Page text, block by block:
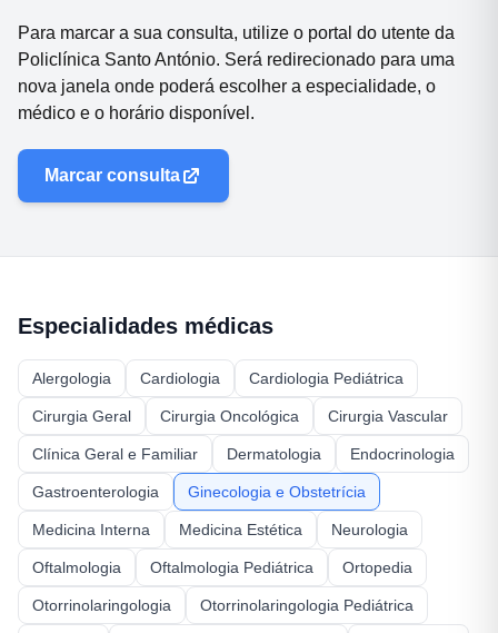
Para marcar a sua consulta, utilize o portal do utente da
Policlínica Santo António. Será redirecionado para uma
nova janela onde poderá escolher a especialidade, o
médico e o horário disponível.
Marcar consulta
Especialidades médicas
Alergologia Cardiologia Cardiologia Pediátrica
Cirurgia Geral Cirurgia Oncológica Cirurgia Vascular
Clínica Geral e Familiar Dermatologia Endocrinologia
Gastroenterologia Ginecologia e Obstetrícia
Medicina Interna Medicina Estética Neurologia
Oftalmologia Oftalmologia Pediátrica Ortopedia
Otorrinolaringologia Otorrinolaringologia Pediátrica